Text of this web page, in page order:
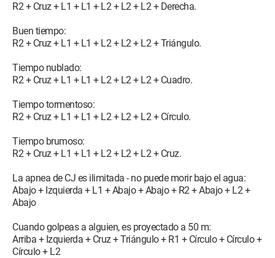
R2 + Cruz + L1 + L1 + L2 + L2 + L2 + Derecha.
Buen tiempo:
R2 + Cruz + L1 + L1 + L2 + L2 + L2 + Triángulo.
Tiempo nublado:
R2 + Cruz + L1 + L1 + L2 + L2 + L2 + Cuadro.
Tiempo tormentoso:
R2 + Cruz + L1 + L1 + L2 + L2 + L2 + Círculo.
Tiempo brumoso:
R2 + Cruz + L1 + L1 + L2 + L2 + L2 + Cruz.
La apnea de CJ es ilimitada - no puede morir bajo el agua:
Abajo + Izquierda + L1 + Abajo + Abajo + R2 + Abajo + L2 +
Abajo
Cuando golpeas a alguien, es proyectado a 50 m:
Arriba + Izquierda + Cruz + Triángulo + R1 + Círculo + Círculo +
Círculo + L2